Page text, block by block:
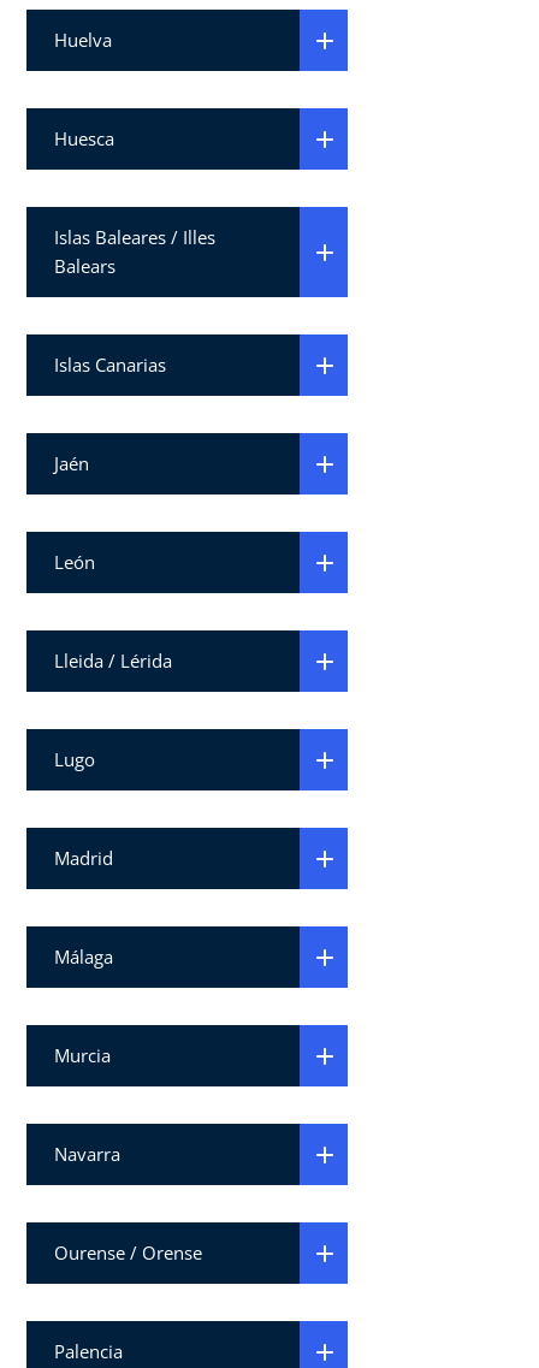
Huelva
Huesca
Islas Baleares / Illes
Balears
Islas Canarias
Jaén
León
Lleida / Lérida
Lugo
Madrid
Málaga
Murcia
Navarra
Ourense / Orense
Palencia